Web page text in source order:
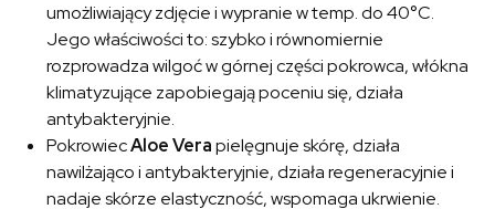
umożliwiający zdjęcie i wypranie w temp. do 40°C.
Jego właściwości to: szybko i równomiernie
rozprowadza wilgoć w górnej części pokrowca, włókna
klimatyzujące zapobiegają poceniu się, działa
antybakteryjnie.
PokrowiecAloe Verapielęgnuje skórę, działa
nawilżająco i antybakteryjnie, działa regeneracyjnie i
nadaje skórze elastyczność, wspomaga ukrwienie.